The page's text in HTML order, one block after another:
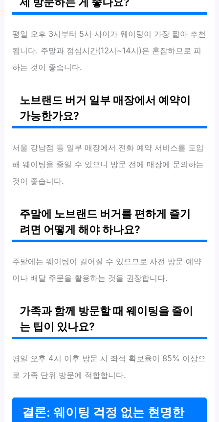
평일 오후 3시부터 5시 사이가 웨이팅이 가장 짧아 추천
됩니다. 주말과 점심시간(12시~14시)은 혼잡하므로 피
하는 것이 좋습니다.
노브랜드 버거 일부 매장에서 예약이
가능한가요?
서울 강남점 등 일부 매장에서 전화 예약 서비스를 도입
해 웨이팅을 줄일 수 있으니 방문 전에 매장에 문의하는
것이 좋습니다.
주말에 노브랜드 버거를 편하게 즐기
려면 어떻게 해야 하나요?
주말에는 웨이팅이 길어질 수 있으므로 사전 방문 예약
이나 배달 주문을 활용하는 것을 권장합니다.
가족과 함께 방문할 때 웨이팅을 줄이
는 팁이 있나요?
평일 오후 4시 이후 방문 시 좌석 확보율이 85% 이상으
로 가족 단위 방문에 적합합니다.
결론: 웨이팅 걱정 없는 현명한